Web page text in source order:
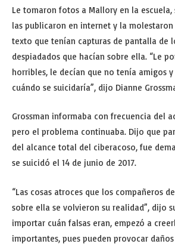
Le tomaron fotos a Mallory en la escuela,
las publicaron en internet y la molestaron
texto que tenían capturas de pantalla de
despiadados que hacían sobre ella. “Le
horribles, le decían que no tenía amigos
cuándo se suicidaría”, dijo Dianne
Grossman informaba con frecuencia del
pero el problema continuaba. Dijo que
del alcance total del ciberacoso, fue
se suicidó el 14 de junio de 2017.
“Las cosas atroces que los compañeros
sobre ella se volvieron su realidad”, dijo
importar cuán falsas eran, empezó a
importantes, pues pueden provocar daños